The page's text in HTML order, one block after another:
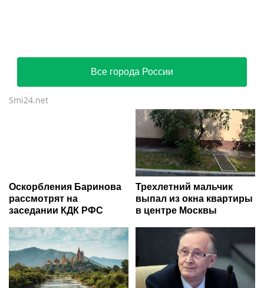
Все города России
Smi24.net
Оскорбления Баринова
рассмотрят на
заседании КДК РФС
Трехлетний мальчик
выпал из окна квартиры
в центре Москвы